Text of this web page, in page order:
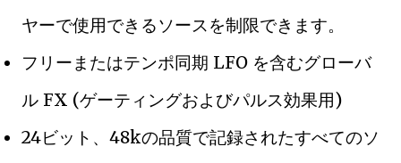
ヤーで使用できるソースを制限できます。
フリーまたはテンポ同期 LFO を含むグローバ
ル FX (ゲーティングおよびパルス効果用)
24ビット、48kの品質で記録されたすべてのソ